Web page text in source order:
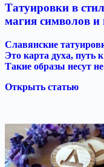
Татуировки в
магия символов
Славянские
Это карта духа, путь
Такие образы несут
Открыть статью